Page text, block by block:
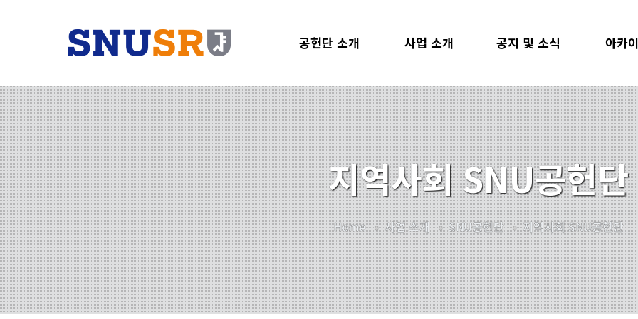
공헌단 소개
단장 인사말
기관 소개
SNUSR SDGs
조직도
샤눔리더스클럽
SNUSR 후원
총서 및 백서
오시는 길
사업 소개
사회봉사교과목
사회공헌형 교과목
사회공헌아카데미
SNU공헌단
찾아가는 멘토링
SNU멘토링
학생사회공헌단
샤눔상호문화공헌단
공지 및 소식
공지사항
공헌단 소식
뉴스레터
언론보도
1:1 문의
아카
자료
지난
지역사회 SNU공헌단
Home 사업 소개 SNU공헌단 지역사회 SNU공헌단